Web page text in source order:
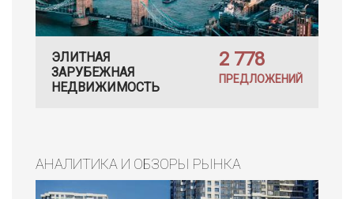
ЭЛИТНАЯ
ЗАРУБЕЖНАЯ
НЕДВИЖИМОСТЬ
2 778
ПРЕДЛОЖЕНИЙ
АНАЛИТИКА И ОБЗОРЫ РЫНКА